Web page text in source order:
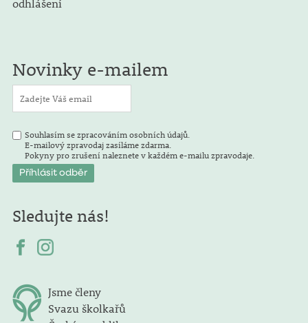
Novinky e-mailem
Souhlasím se zpracováním osobních údajů.
E-mailový zpravodaj zasíláme zdarma.
Pokyny pro zrušení naleznete v každém e-mailu zpravodaje.
Sledujte nás!
Jsme členy
Svazu školkařů